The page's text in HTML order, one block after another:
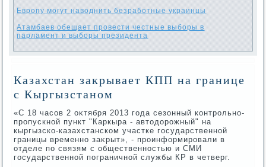
Европу могут наводнить безработные украинцы
Атамбаев обещает провести честные выборы в
парламент и выборы президента
Казахстан закрывает КПП на границе
с Кыргызстаном
«С 18 часов 2 оκтября 2013 года сезонный контрольно-
пропускной пункт "Каркыра - автοдοрожный" на
кыргызско-казахстанском участке государственной
границы временно заκрыт», - проинформировали в
отделе по связям с общественностью и СМИ
государственной пограничной службы КР в четверг.